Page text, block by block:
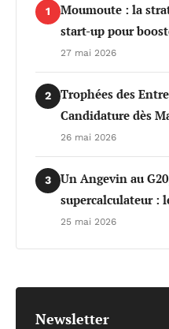
1
Moumoute : la
start-up pour
27 mai 2026
2
Trophées des
Candidature dès
26 mai 2026
3
Un Angevin au
supercalculateur :
25 mai 2026
Newsletter